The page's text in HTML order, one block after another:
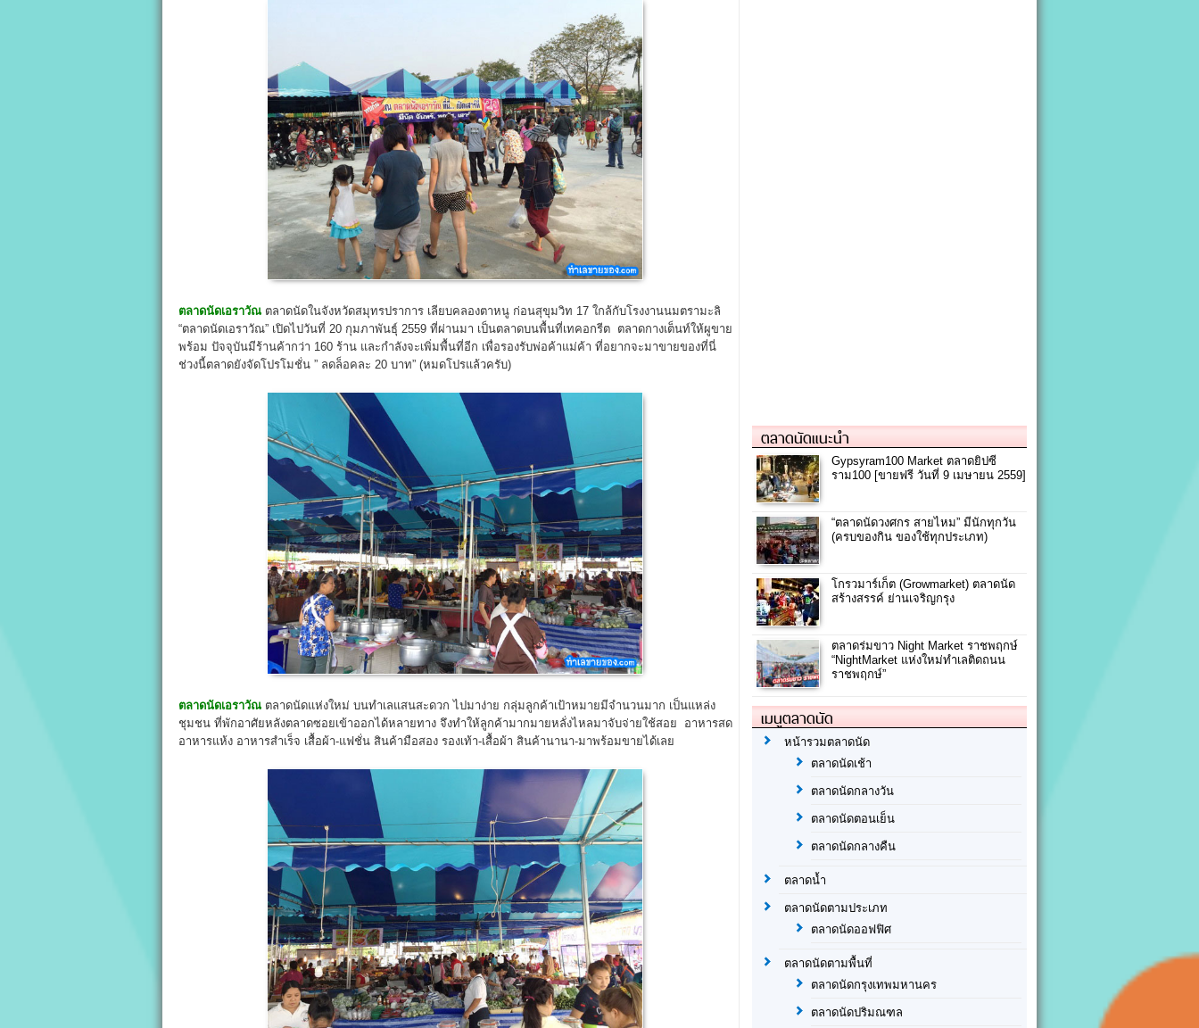
ตลาดนัดเอราวัณ ตลาดนัดในจังหวัดสมุทรปราการ เลียบคลองตาหนู ก่อนสุขุมวิท 17 ใกล้กับโรงงานนมตรามะลิ
“ตลาดนัดเอราวัณ” เปิดไปวันที่ 20 กุมภาพันธุ์ 2559 ที่ผ่านมา เป็นตลาดบนพื้นที่เทคอกรีต ตลาดกางเต็นท์ให้ผูขาย
พร้อม ปัจจุบันมีร้านค้ากว่า 160 ร้าน และกำลังจะเพิ่มพื้นที่อีก เพื่อรองรับพ่อค้าแม่ค้า ที่อยากจะมาขายของที่นี่
ช่วงนี้ตลาดยังจัดโปรโมชั่น ” ลดล็อคละ 20 บาท” (หมดโปรแล้วครับ)
ตลาดนัดเอราวัณ ตลาดนัดแห่งใหม่ บนทำเลแสนสะดวก ไปมาง่าย กลุ่มลูกค้าเป้าหมายมีจำนวนมาก เป็นแหล่ง
ชุมชน ที่พักอาศัยหลังตลาดซอยเข้าออกได้หลายทาง จึงทำให้ลูกค้ามากมายหลั่งไหลมาจับจ่ายใช้สอย อาหารสด
อาหารแห้ง อาหารสำเร็จ เสื้อผ้า-แฟชั่น สินค้ามือสอง รองเท้า-เสื้อผ้า สินค้านานา-มาพร้อมขายได้เลย
ตลาดนัดแนะนำ
Gypsyram100 Market ตลาดยิปซี
ราม100 [ขายฟรี วันที่ 9 เมษายน 2559]
“ตลาดนัดวงศกร สายไหม” มีนักทุกวัน
(ครบของกิน ของใช้ทุกประเภท)
โกรวมาร์เก็ต (Growmarket) ตลาดนัด
สร้างสรรค์ ย่านเจริญกรุง
ตลาดร่มขาว Night Market ราชพฤกษ์
“NightMarket แห่งใหม่ทำเลติดถนน
ราชพฤกษ์”
เมนูตลาดนัด
หน้ารวมตลาดนัด
ตลาดนัดเช้า
ตลาดนัดกลางวัน
ตลาดนัดตอนเย็น
ตลาดนัดกลางคืน
ตลาดน้ำ
ตลาดนัดตามประเภท
ตลาดนัดออฟฟิศ
ตลาดนัดตามพื้นที่
ตลาดนัดกรุงเทพมหานคร
ตลาดนัดปริมณฑล